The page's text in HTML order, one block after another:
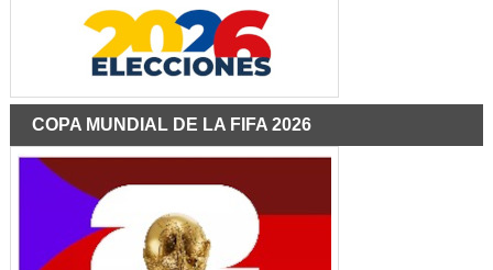
COPA MUNDIAL DE LA FIFA 2026